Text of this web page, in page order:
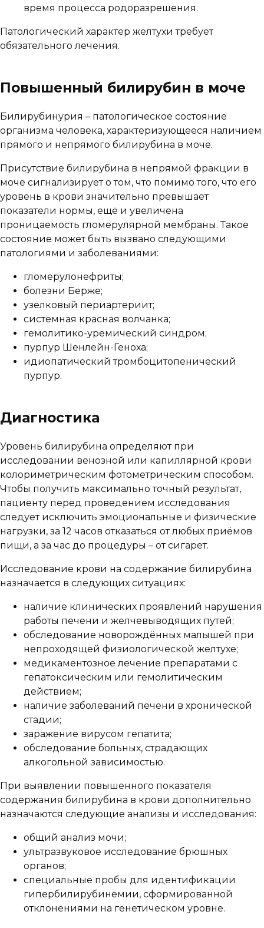
время процесса родоразрешения.
Патологический характер желтухи требует
обязательного лечения.
Повышенный билирубин в моче
Билирубинурия – патологическое состояние
организма человека, характеризующееся наличием
прямого и непрямого билирубина в моче.
Присутствие билирубина в непрямой фракции в
моче сигнализирует о том, что помимо того, что его
уровень в крови значительно превышает
показатели нормы, ещё и увеличена
проницаемость гломерулярной мембраны. Такое
состояние может быть вызвано следующими
патологиями и заболеваниями:
гломерулонефриты;
болезни Берже;
узелковый периартериит;
системная красная волчанка;
гемолитико-уремический синдром;
пурпур Шенлейн-Геноха;
идиопатический тромбоцитопенический
пурпур.
Диагностика
Уровень билирубина определяют при
исследовании венозной или капиллярной крови
колориметрическим фотометрическим способом.
Чтобы получить максимально точный результат,
пациенту перед проведением исследования
следует исключить эмоциональные и физические
нагрузки, за 12 часов отказаться от любых приёмов
пищи, а за час до процедуры – от сигарет.
Исследование крови на содержание билирубина
назначается в следующих ситуациях:
наличие клинических проявлений нарушения
работы печени и желчевыводящих путей;
обследование новорождённых малышей при
непроходящей физиологической желтухе;
медикаментозное лечение препаратами с
гепатоксическим или гемолитическим
действием;
наличие заболеваний печени в хронической
стадии;
заражение вирусом гепатита;
обследование больных, страдающих
алкогольной зависимостью.
При выявлении повышенного показателя
содержания билирубина в крови дополнительно
назначаются следующие анализы и исследования:
общий анализ мочи;
ультразвуковое исследование брюшных
органов;
специальные пробы для идентификации
гипербилирубинемии, сформированной
отклонениями на генетическом уровне.